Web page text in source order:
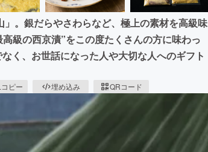
。銀だらやさわらなど、極上の素材を高級味
級の西京漬”をこの度たくさんの方に味わっ
く、お世話になった人や大切な人へのギフト
ピー 埋め込み QRコード